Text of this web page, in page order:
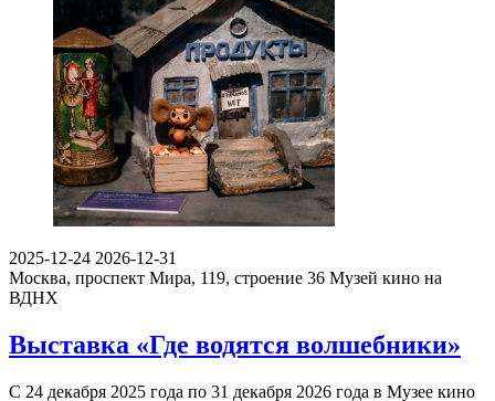
2025-12-24 2026-12-31
Москва, проспект Мира, 119, строение 36 Музей кино на
ВДНХ
Выставка «Где водятся волшебники»
С 24 декабря 2025 года по 31 декабря 2026 года в Музее кино